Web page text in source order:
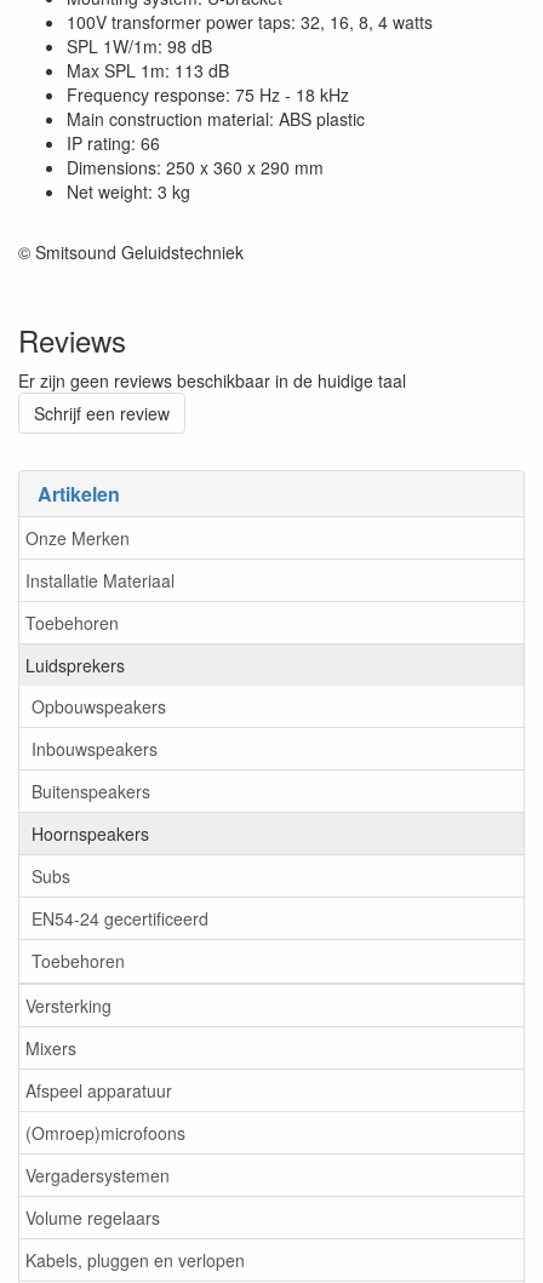
Artikelen
Onze Merken
Installatie Materiaal
Toebehoren
Luidsprekers
Opbouwspeakers
Inbouwspeakers
Buitenspeakers
Hoornspeakers
Subs
EN54-24 gecertificeerd
Toebehoren
Versterking
Mixers
Afspeel apparatuur
(Omroep)microfoons
Vergadersystemen
Volume regelaars
Kabels, pluggen en verlopen
100V transformer power taps: 32, 16, 8, 4 watts
SPL 1W/1m: 98 dB
Max SPL 1m: 113 dB
Frequency response: 75 Hz - 18 kHz
Main construction material: ABS plastic
IP rating: 66
Dimensions: 250 x 360 x 290 mm
Net weight: 3 kg
© Smitsound Geluidstechniek
Reviews
Er zijn geen reviews beschikbaar in de huidige taal
Schrijf een review